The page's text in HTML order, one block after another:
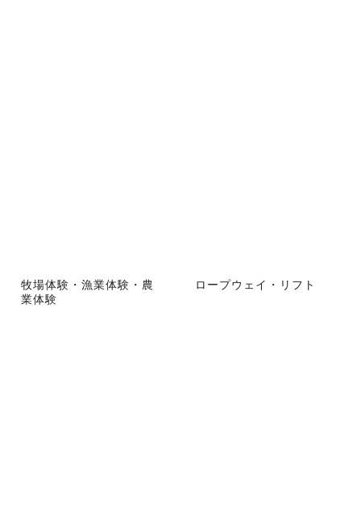
牧場体験・漁業体験・農
業体験
ロープウェイ・リフト